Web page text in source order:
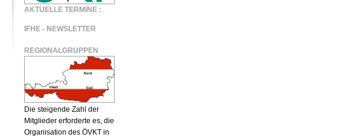
AKTUELLE TERMINE :
IFHE - NEWSLETTER
REGIONALGRUPPEN
Die steigende Zahl der
Mitglieder erforderte es, die
Organisation des ÖVKT in